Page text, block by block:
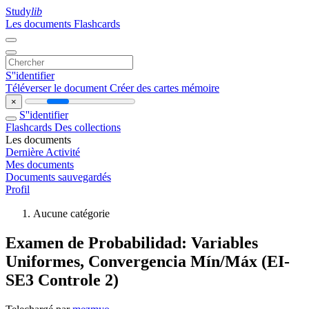
Studylib
Les documents Flashcards
S''identifier
Téléverser le document Créer des cartes mémoire
×
S''identifier
Flashcards Des collections
Les documents
Dernière Activité
Mes documents
Documents sauvegardés
Profil
Aucune catégorie
Examen de Probabilidad: Variables
Uniformes, Convergencia Mín/Máx (EI-
SE3 Controle 2)